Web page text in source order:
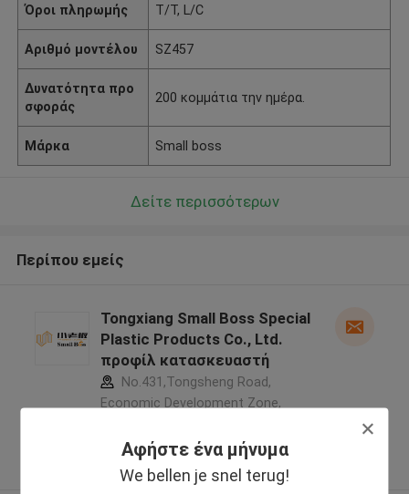
Αφήστε ένα μήνυμα
We bellen je snel terug!
Όροι πληρωμής T/T, L/C
Αριθμό μοντέλου SZ457
Δυνατότητα προ
σφοράς
200 κομμάτια την ημέρα.
Μάρκα Small boss
Δείτε περισσότερων
Περίπου εμείς
Tongxiang Small Boss Special
Plastic Products Co., Ltd.
προφίλ κατασκευαστή
No.431,Tongsheng Road,
Economic Development Zone,
5.0
Ελεγχμένος προμηθευτής